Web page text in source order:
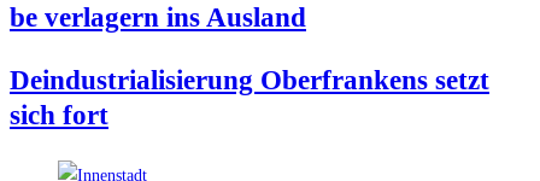
be ver­la­gern ins Ausland
Deindus­tria­li­sie­rung Ober­fran­kens setzt
sich fort